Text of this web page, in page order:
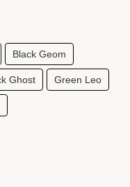
Black Geom
Ghost Green Leo